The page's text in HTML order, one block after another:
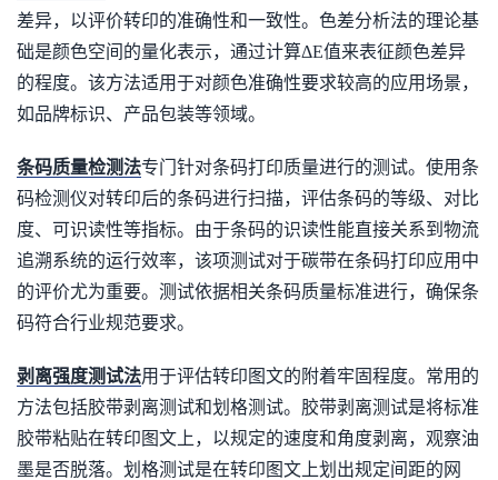
差异，以评价转印的准确性和一致性。色差分析法的理论基
础是颜色空间的量化表示，通过计算ΔE值来表征颜色差异
的程度。该方法适用于对颜色准确性要求较高的应用场景，
如品牌标识、产品包装等领域。
条码质量检测法专门针对条码打印质量进行的测试。使用条
码检测仪对转印后的条码进行扫描，评估条码的等级、对比
度、可识读性等指标。由于条码的识读性能直接关系到物流
追溯系统的运行效率，该项测试对于碳带在条码打印应用中
的评价尤为重要。测试依据相关条码质量标准进行，确保条
码符合行业规范要求。
剥离强度测试法用于评估转印图文的附着牢固程度。常用的
方法包括胶带剥离测试和划格测试。胶带剥离测试是将标准
胶带粘贴在转印图文上，以规定的速度和角度剥离，观察油
墨是否脱落。划格测试是在转印图文上划出规定间距的网